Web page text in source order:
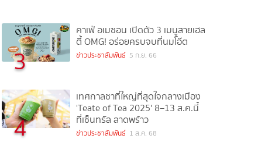
3
คาเฟ่ อเมซอน เปิดตัว 3 เมนูสายเฮล
ตี้ OMG! อร่อยครบจบที่นมโอ๊ต
ข่าวประชาสัมพันธ์ 5 ก.ย. 66
4
เทศกาลชาที่ใหญ่ที่สุดใจกลางเมือง
'Teate of Tea 2025' 8–13 ส.ค.นี้
ที่เซ็นทรัล ลาดพร้าว
ข่าวประชาสัมพันธ์ 1 ส.ค. 68